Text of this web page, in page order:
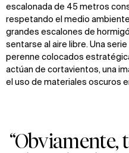
escalonada de 45 metros
respetando el medio
grandes escalones de
sentarse al aire libre. Una
perenne colocados
actúan de cortavientos, una
el uso de materiales oscuros
“Obviamente,